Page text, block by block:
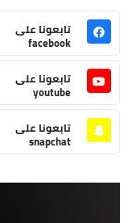
تابعونا على
facebook
تابعونا على
youtube
تابعونا على
snapchat